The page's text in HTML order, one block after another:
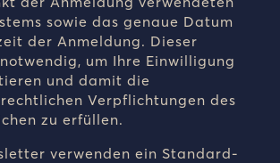
sowie das genaue Datum
der Anmeldung. Dieser
um Ihre Einwilligung
und damit die
Verpflichtungen des
zu erfüllen.
verwenden ein Standard-